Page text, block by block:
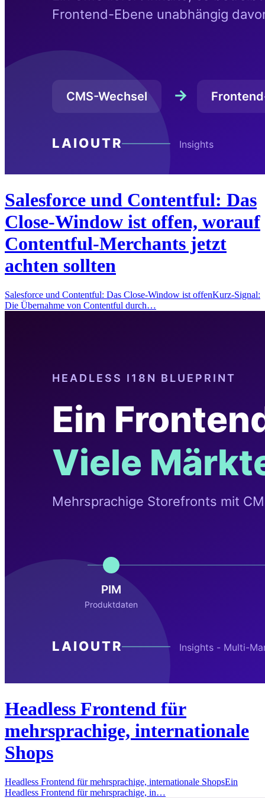
Salesforce und Contentful: Das
Close-Window ist offen, worauf
Contentful-Merchants jetzt
achten sollten
Salesforce und Contentful: Das Close-Window ist offenKurz-Signal:
Die Übernahme von Contentful durch…
Headless Frontend für
mehrsprachige, internationale
Shops
Headless Frontend für mehrsprachige, internationale ShopsEin
Headless Frontend für mehrsprachige, in…